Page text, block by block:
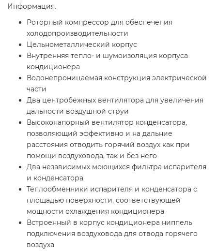
Информация.
Роторный компрессор для обеспечения
холодопроизводительности
Цельнометаллический корпус
Внутренняя тепло- и шумоизоляция корпуса
кондиционера
Водонепроницаемая конструкция электрической
части
Два центробежных вентилятора для увеличения
дальности воздушной струи
Высоконапорный вентилятор конденсатора,
позволяющий эффективно и на дальние
расстояния отводить горячий воздух как при
помощи воздуховода, так и без него
Два независимых моющихся фильтра испарителя
и конденсатора
Теплообменники испарителя и конденсатора с
площадью поверхности, соответствующей
мощности охлаждения кондиционера
Встроенный в корпус кондиционера ниппель
подключения воздуховода для отвода горячего
воздуха